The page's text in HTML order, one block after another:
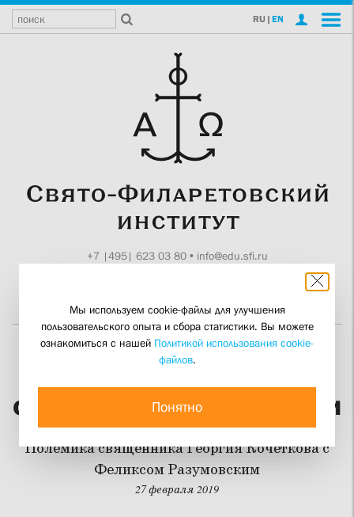
RU | EN
+7 |495| 623 03 80• info@edu.sfi.ru
Патриаршество и
свобода церкви в России
Полемика священника Георгия Кочеткова с
Феликсом Разумовским
27 февраля 2019
Мы используем cookie-файлы для улучшения
пользовательского опыта и сбора статистики. Вы можете
ознакомиться с нашей Политикой использования cookie-
файлов.
Понятно